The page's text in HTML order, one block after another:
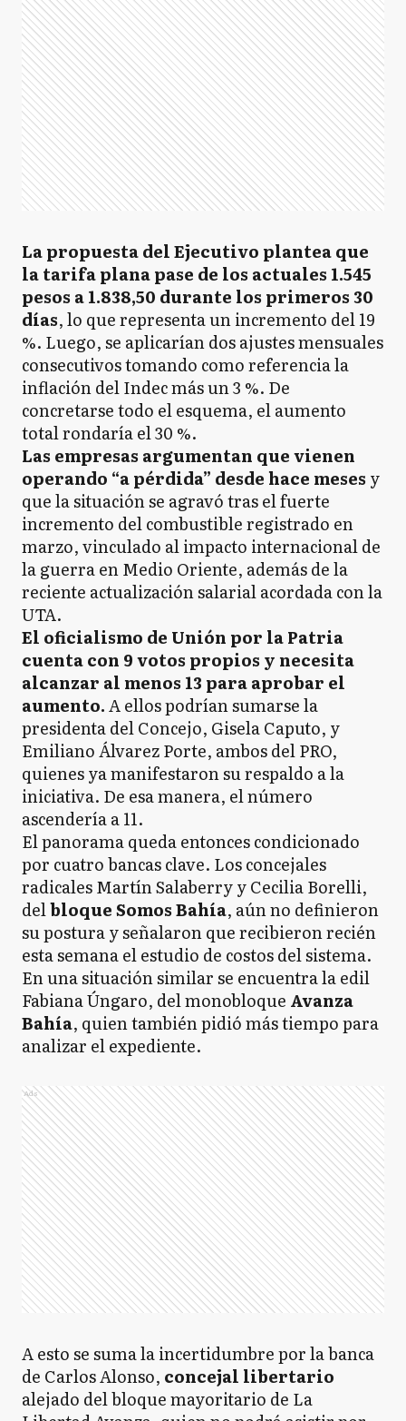
La propuesta del Ejecutivo plantea que
la tarifa plana pase de los actuales 1.545
pesos a 1.838,50 durante los primeros 30
días, lo que representa un incremento del 19
%. Luego, se aplicarían dos ajustes mensuales
consecutivos tomando como referencia la
inflación del Indec más un 3 %. De
concretarse todo el esquema, el aumento
total rondaría el 30 %.
Las empresas argumentan que vienen
operando “a pérdida” desde hace meses y
que la situación se agravó tras el fuerte
incremento del combustible registrado en
marzo, vinculado al impacto internacional de
la guerra en Medio Oriente, además de la
reciente actualización salarial acordada con la
UTA.
El oficialismo de Unión por la Patria
cuenta con 9 votos propios y necesita
alcanzar al menos 13 para aprobar el
aumento.A ellos podrían sumarse la
presidenta del Concejo, Gisela Caputo, y
Emiliano Álvarez Porte, ambos del PRO,
quienes ya manifestaron su respaldo a la
iniciativa. De esa manera, el número
ascendería a 11.
El panorama queda entonces condicionado
por cuatro bancas clave. Los concejales
radicales Martín Salaberry y Cecilia Borelli,
delbloque Somos Bahía, aún no definieron
su postura y señalaron que recibieron recién
esta semana el estudio de costos del sistema.
En una situación similar se encuentra la edil
Fabiana Úngaro, del monobloque Avanza
Bahía, quien también pidió más tiempo para
analizar el expediente.
Ads
A esto se suma la incertidumbre por la banca
de Carlos Alonso, concejal libertario
alejado del bloque mayoritario de La